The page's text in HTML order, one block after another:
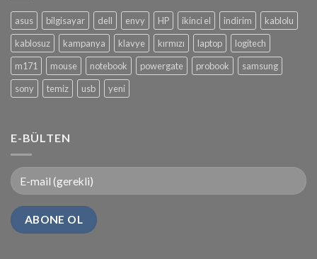
asus bilgisayar dell envy HP ikinci el indirim
kablolu
kablosuz
kampanya klavye kırmızı laptop
logitech
m171
mouse notebook powergate probook
samsung
sony
temiz usb yeni
E-BÜLTEN